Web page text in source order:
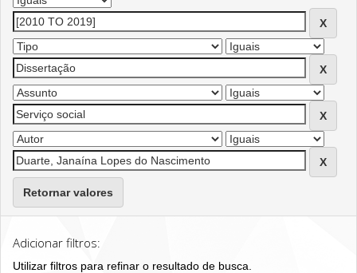
Retornar valores
Adicionar filtros:
Utilizar filtros para refinar o resultado de busca.